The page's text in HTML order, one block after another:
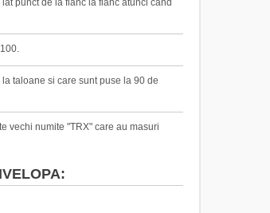
punct de la flanc la flanc atunci cand
taloane si care sunt puse la 90 de
vechi numite "TRX" care au masuri